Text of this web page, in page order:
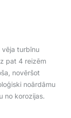
turbīnu
pat 4 reizēm
novēršot
noārdāmu
no korozijas.